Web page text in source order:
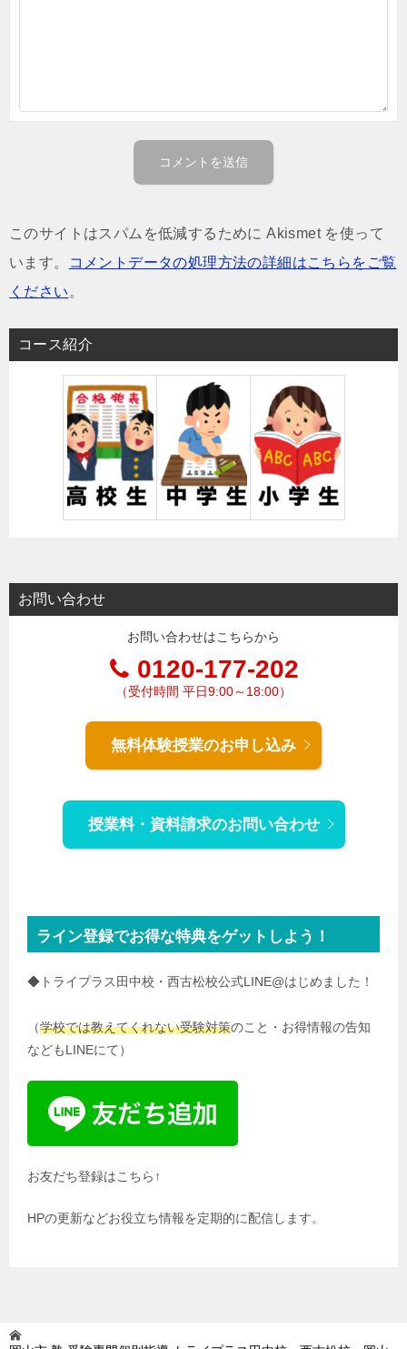
このサイトはスパムを低減するために Akismet を使って
います。
コメントデータの処理方法の詳細はこちらをご覧
ください 。
コース紹介
お問い合わせ
お問い合わせはこちらから
0120-177-202
（受付時間 平日9:00～18:00）
無料体験授業のお申し込み
授業料・資料請求のお問い合わせ
ライン登録でお得な特典をゲットしよう！
◆トライプラス田中校・西古松校公式LINE@はじめました！
（学校では教えてくれない受験対策のこと・お得情報の告知
などもLINEにて）
お友だち登録はこちら↑
HPの更新などお役立ち情報を定期的に配信します。